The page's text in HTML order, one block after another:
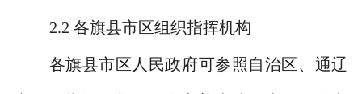
2.2 各旗县市区组织指挥机构
各旗县市区人民政府可参照自治区、通辽